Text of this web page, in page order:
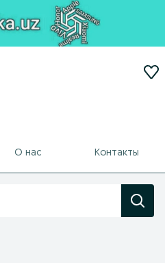
О нас Контакты